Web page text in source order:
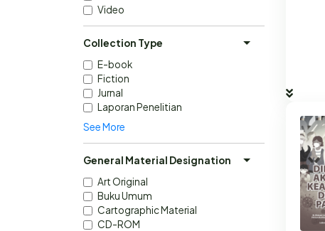
Video
Collection Type
E-book
Fiction
Jurnal
Laporan Penelitian
See More
General Material Designation
Art Original
Buku Umum
Cartographic Material
CD-ROM